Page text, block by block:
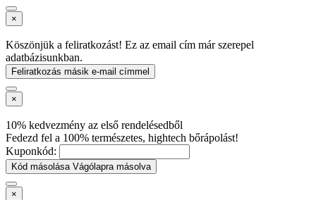
×
Köszönjük a feliratkozást! Ez az email cím már szerepel
adatbázisunkban.
Feliratkozás másik e-mail címmel
×
10% kedvezmény az első rendelésedből
Fedezd fel a 100% természetes, hightech bőrápolást!
Kuponkód:
Kód másolása Vágólapra másolva
×